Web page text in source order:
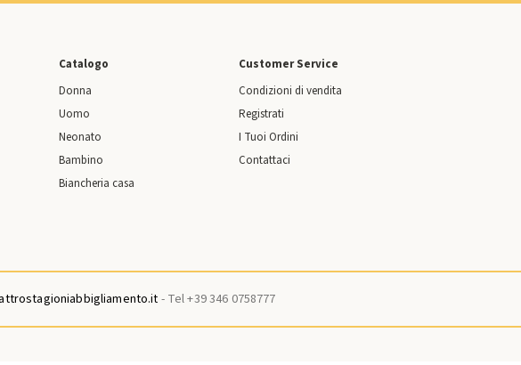
Catalogo
Donna
Uomo
Neonato
Bambino
Biancheria casa
Customer Service
Condizioni di vendita
Registrati
I Tuoi Ordini
Contattaci
- Tel +39 346 0758777